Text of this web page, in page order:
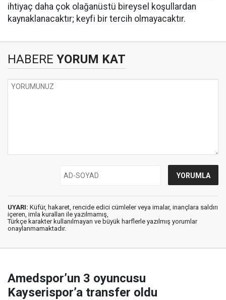
ihtiyaç daha çok olağanüstü bireysel koşullardan
kaynaklanacaktır; keyfi bir tercih olmayacaktır.
HABERE YORUM KAT
UYARI: Küfür, hakaret, rencide edici cümleler veya imalar, inançlara saldırı
içeren, imla kuralları ile yazılmamış,
Türkçe karakter kullanılmayan ve büyük harflerle yazılmış yorumlar
onaylanmamaktadır.
Amedspor’un 3 oyuncusu
Kayserispor’a transfer oldu